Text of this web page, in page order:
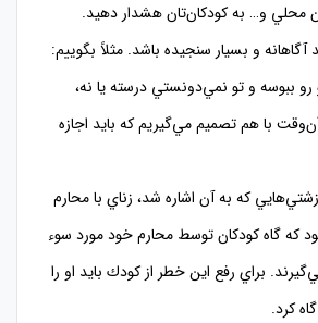
محلي و… به كودكان‌تان هشدار دهيد.
آگاهانه و بسيار سنجيده باشد. مثلاً بگوييم:
ببوسه و تو نمي‌دونستي درسته يا نه،
با هم تصميم مي‌گيريم كه بايد اجازه
زشتي‌هايي كه به آن اشاره شد، زناي با محارم
كه گاه كودكان توسط محارم خود مورد سوء
براي رفع اين خطر از كودك بايد او را
كرد.